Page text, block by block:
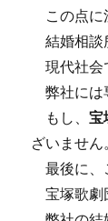
この点に
結婚相談
現代社会
弊社には
もし、 宝
ざいません
最後に、
宝塚歌劇